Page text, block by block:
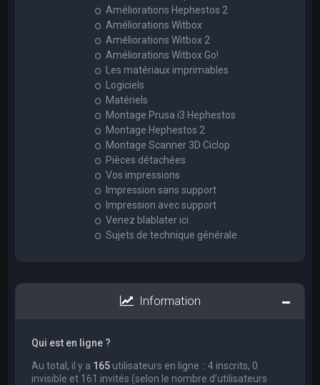
Améliorations Hephestos 2
Améliorations Witbox
Améliorations Witbox 2
Améliorations Witbox Go!
Les matériaux imprimables
Logiciels
Matériels
Montage Prusa i3 Hephestos
Montage Hephestos 2
Montage Scanner 3D Ciclop
Pièces détachées
Vos impressions
Impression sans support
Impression avec support
Venez blablater ici
Sujets de technique générale
Information
Qui est en ligne ?
Au total, il y a 165 utilisateurs en ligne :: 4 inscrits, 0
invisible et 161 invités (selon le nombre d’utilisateurs